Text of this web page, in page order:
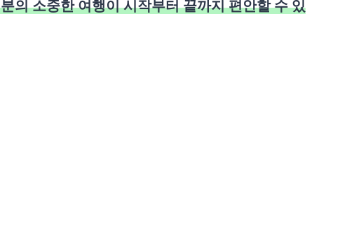
의 소중한 여행이 시작부터 끝까지 편안할 수 있